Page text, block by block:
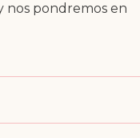
nos pondremos en